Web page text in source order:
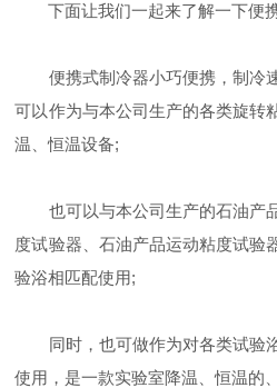
下面让我们一起来了解一下便
便携式制冷器小巧便携，制冷速
可以作为与本公司生产的各类旋转
温、恒温设备;
也可以与本公司生产的石油产
度试验器、石油产品运动粘度试验
验浴相匹配使用;
同时，也可做作为对各类试验
使用，是一款实验室降温、恒温的